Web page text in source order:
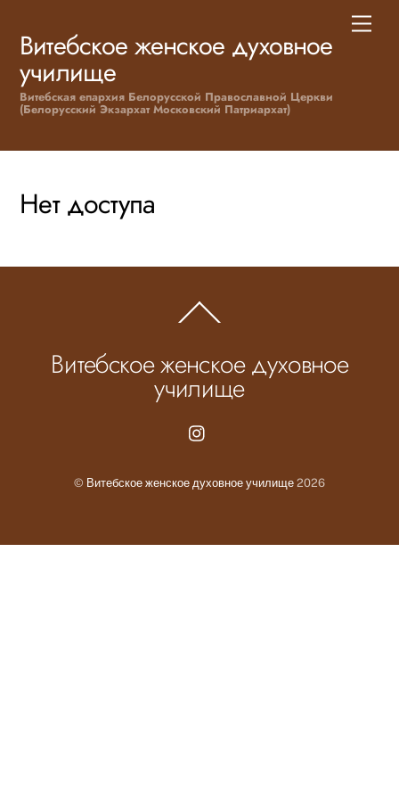
content
Витебское женское духовное
училище
Витебская епархия Белорусской Православной Церкви
(Белорусский Экзархат Московский Патриархат)
Нет доступа
To
Витебское женское духовное
училище
© Витебское женское духовное училище 2026